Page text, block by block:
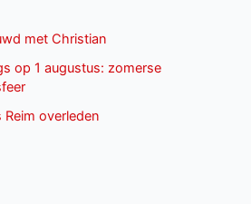
met Christian
op 1 augustus: zomerse
overleden